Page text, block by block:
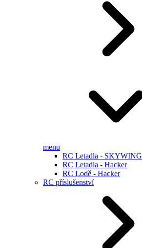
menu
RC Letadla - SKYWING
RC Letadla - Hacker
RC Lodě - Hacker
RC příslušenství